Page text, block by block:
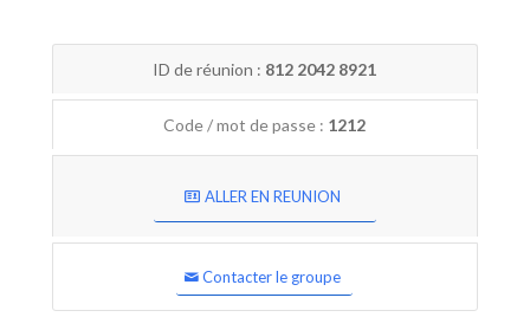
ID de réunion : 812 2042 8921
Code / mot de passe : 1212
ALLER EN REUNION
Contacter le groupe